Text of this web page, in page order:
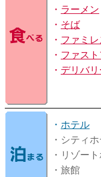
・ ラーメン
・ そば
・ ファミレ
・ ファスト
・ デリバリ
・ ホテル
・シティ
・リゾー
・旅館